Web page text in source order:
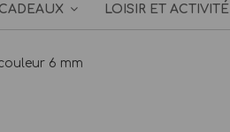
LOISIR ET ACTIVITÉ
6 mm